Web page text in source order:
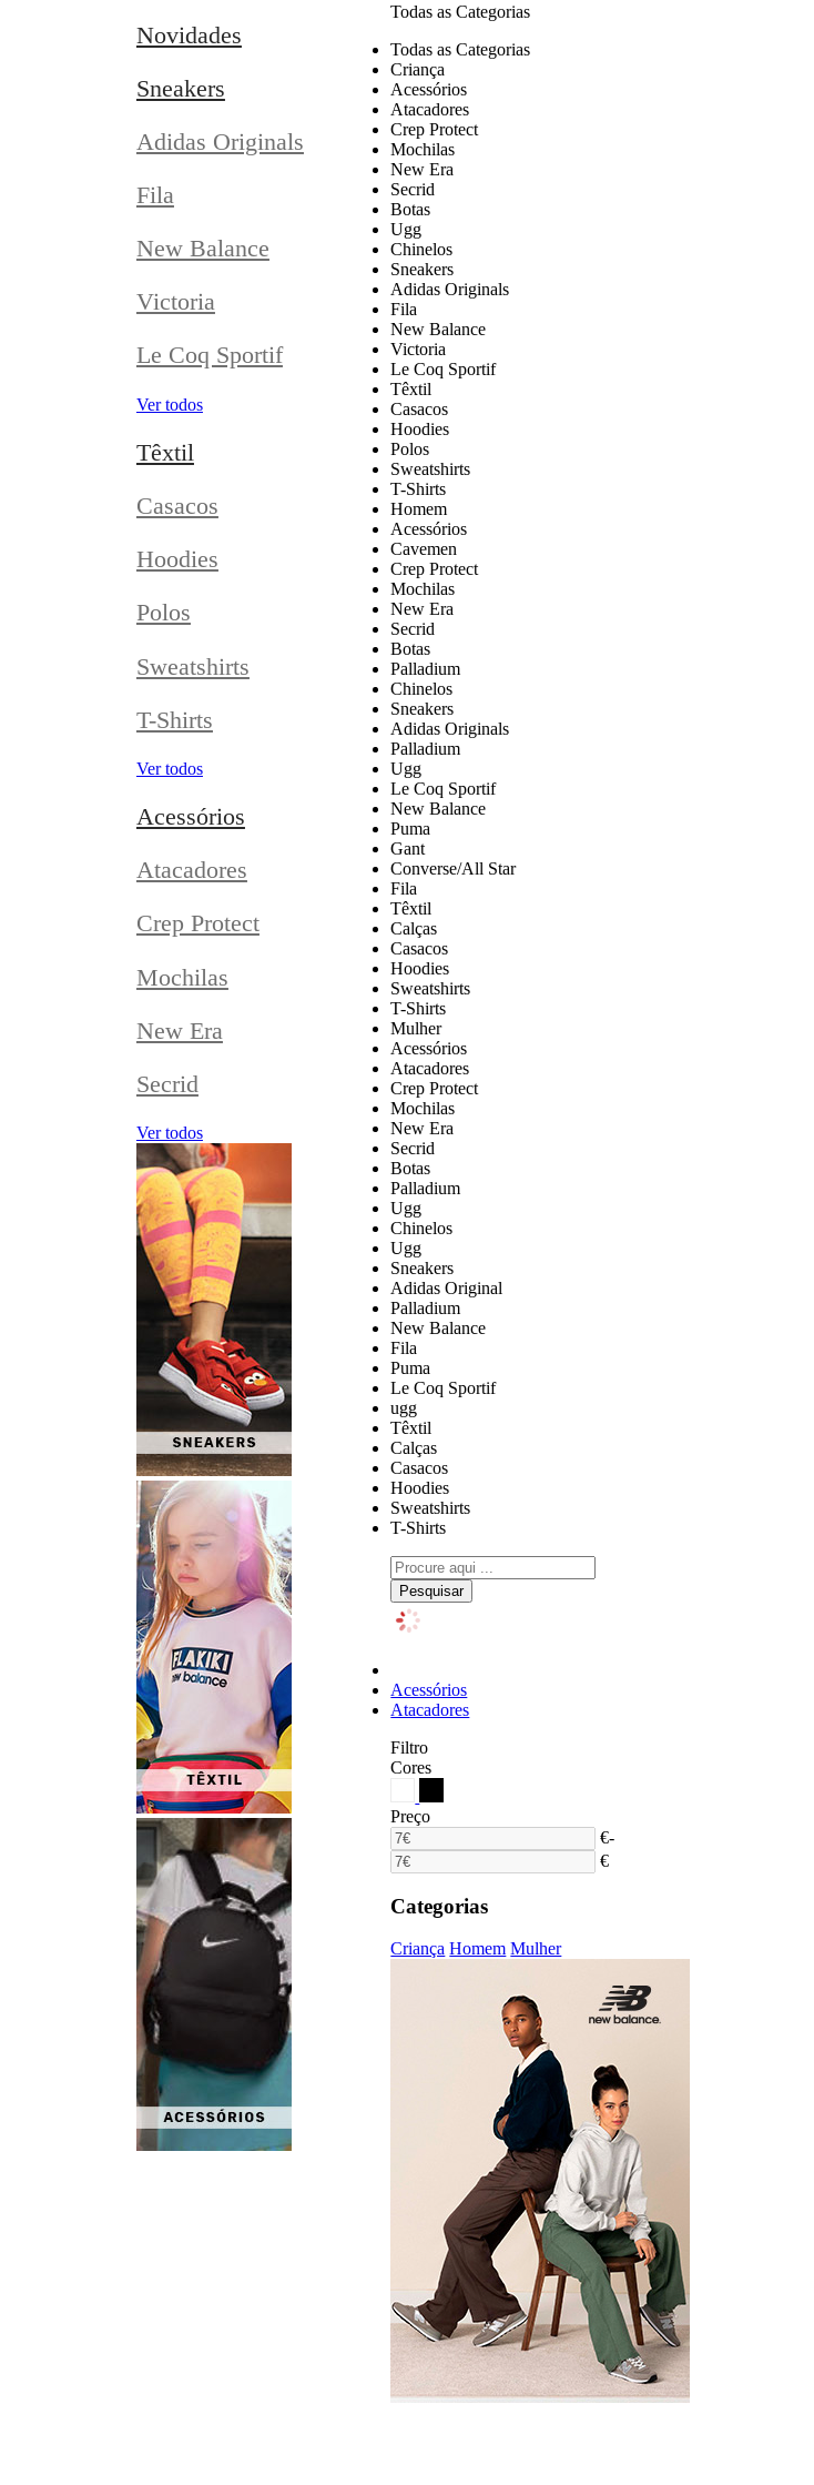
Novidades
Sneakers
Adidas Originals
Fila
New Balance
Victoria
Le Coq Sportif
Ver todos
Têxtil
Casacos
Hoodies
Polos
Sweatshirts
T-Shirts
Ver todos
Acessórios
Atacadores
Crep Protect
Mochilas
New Era
Secrid
Ver todos
Todas as Categorias
Todas as Categorias
Criança
Acessórios
Atacadores
Crep Protect
Mochilas
New Era
Secrid
Botas
Ugg
Chinelos
Sneakers
Adidas Originals
Fila
New Balance
Victoria
Le Coq Sportif
Têxtil
Casacos
Hoodies
Polos
Sweatshirts
T-Shirts
Homem
Acessórios
Cavemen
Crep Protect
Mochilas
New Era
Secrid
Botas
Palladium
Chinelos
Sneakers
Adidas Originals
Palladium
Ugg
Le Coq Sportif
New Balance
Puma
Gant
Converse/All Star
Fila
Têxtil
Calças
Casacos
Hoodies
Sweatshirts
T-Shirts
Mulher
Acessórios
Atacadores
Crep Protect
Mochilas
New Era
Secrid
Botas
Palladium
Ugg
Chinelos
Ugg
Sneakers
Adidas Original
Palladium
New Balance
Fila
Puma
Le Coq Sportif
ugg
Têxtil
Calças
Casacos
Hoodies
Sweatshirts
T-Shirts
Pesquisar
Acessórios
Atacadores
Filtro
Cores
Preço
€-
€
Categorias
Criança Homem Mulher